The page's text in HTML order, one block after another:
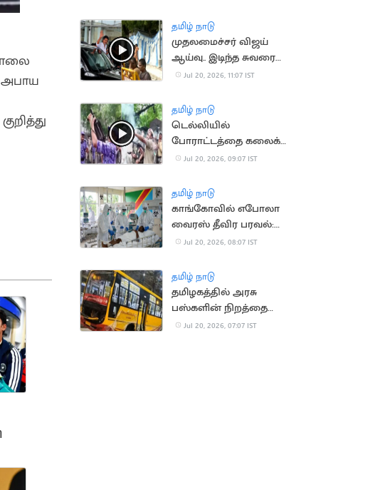
அபாய
தமிழ் நாடு
முதலமைச்சர் விஜய்
ஆய்வு.. இடிந்த சுவரை
துணியால் மறைத்ததால்
Jul 20, 2026, 11:07 IST
தமிழ் நாடு
டெல்லியில்
போராட்டத்தை கலைக்க
கண்ணீர் புகைகுண்டு
Jul 20, 2026, 09:07 IST
தமிழ் நாடு
காங்கோவில் எபோலா
வைரஸ் தீவிர பரவல்:
930 பேர் பலி
Jul 20, 2026, 08:07 IST
தமிழ் நாடு
தமிழகத்தில் அரசு
பஸ்களின் நிறத்தை
மாற்ற அரசு திட்டம்?
Jul 20, 2026, 07:07 IST